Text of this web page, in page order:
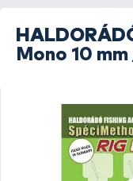
Mono 10